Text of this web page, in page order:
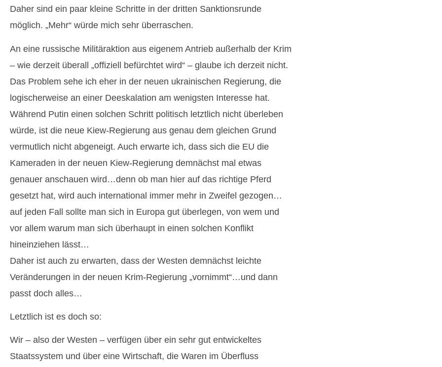
Daher sind ein paar kleine Schritte in der dritten Sanktionsrunde
möglich. „Mehr“ würde mich sehr überraschen.
An eine russische Militäraktion aus eigenem Antrieb außerhalb der Krim
– wie derzeit überall „offiziell befürchtet wird“ – glaube ich derzeit nicht.
Das Problem sehe ich eher in der neuen ukrainischen Regierung, die
logischerweise an einer Deeskalation am wenigsten Interesse hat.
Während Putin einen solchen Schritt politisch letztlich nicht überleben
würde, ist die neue Kiew-Regierung aus genau dem gleichen Grund
vermutlich nicht abgeneigt. Auch erwarte ich, dass sich die EU die
Kameraden in der neuen Kiew-Regierung demnächst mal etwas
genauer anschauen wird…denn ob man hier auf das richtige Pferd
gesetzt hat, wird auch international immer mehr in Zweifel gezogen…
auf jeden Fall sollte man sich in Europa gut überlegen, von wem und
vor allem warum man sich überhaupt in einen solchen Konflikt
hineinziehen lässt…
Daher ist auch zu erwarten, dass der Westen demnächst leichte
Veränderungen in der neuen Krim-Regierung „vornimmt“…und dann
passt doch alles…
Letztlich ist es doch so:
Wir – also der Westen – verfügen über ein sehr gut entwickeltes
Staatssystem und über eine Wirtschaft, die Waren im Überfluss